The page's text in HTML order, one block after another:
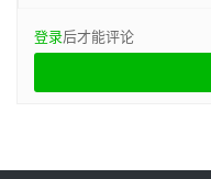
登录后才能评论